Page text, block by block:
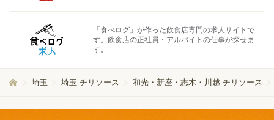
「食べログ」が作った飲食店専門の求人サイトで
す。飲食店の正社員・アルバイトの仕事が探せま
す。
埼玉 埼玉 チリソース 和光・新座・志木・川越 チリソース